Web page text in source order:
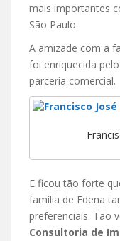
mais importantes
São Paulo.
A amizade com a
foi enriquecida
parceria comercial.
E ficou tão forte
família de Edena
preferenciais. Tão
Consultoria de